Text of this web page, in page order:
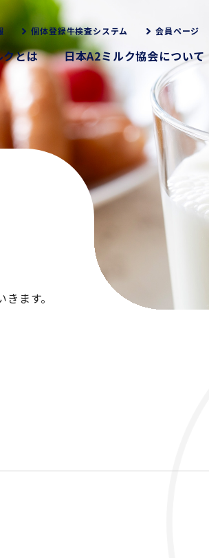
個体登録牛検査システム 会員ページ
クとは 日本A2ミルク協会について
ます。